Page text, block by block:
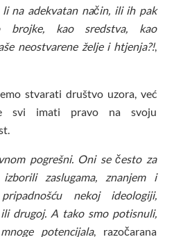
li na adekvatan način, ili ih pak
brojke, kao sredstva, kao
neostvarene želje i htjenja?!,
stvarati društvo uzora, već
svi imati pravo na svoju
pogrešni. Oni se često za
zaslugama, znanjem i
nekoj ideologiji,
drugoj. A tako smo potisnuli,
potencijala, razočarana